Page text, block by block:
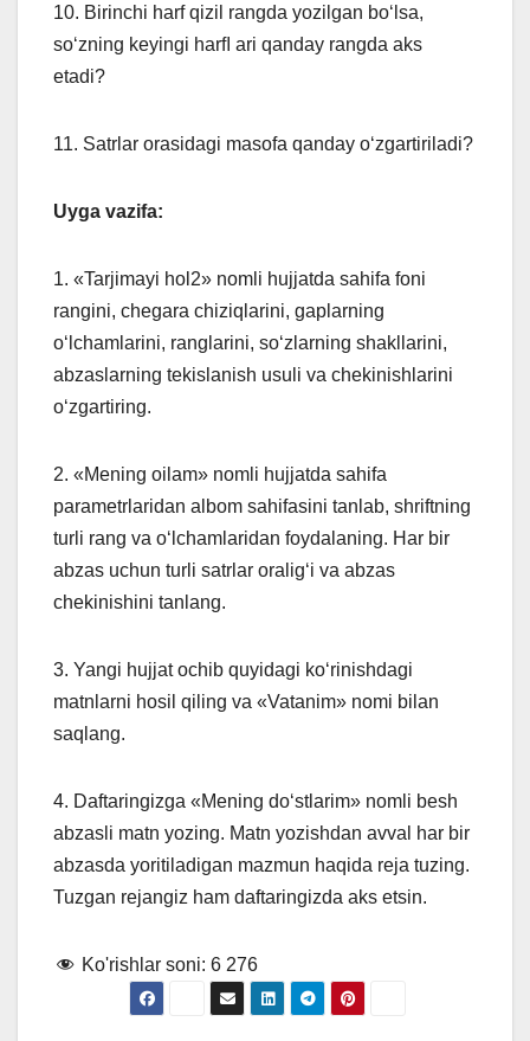
10. Birinchi harf qizil rangda yozilgan bo‘lsa,
so‘zning keyingi harﬂ ari qanday rangda aks
etadi?
11. Satrlar orasidagi masofa qanday o‘zgartiriladi?
Uyga vazifa:
1. «Tarjimayi hol2» nomli hujjatda sahifa foni
rangini, chegara chiziqlarini, gaplarning
o‘lchamlarini, ranglarini, so‘zlarning shakllarini,
abzaslarning tekislanish usuli va chekinishlarini
o‘zgartiring.
2. «Mening oilam» nomli hujjatda sahifa
parametrlaridan albom sahifasini tanlab, shriftning
turli rang va o‘lchamlaridan foydalaning. Har bir
abzas uchun turli satrlar oralig‘i va abzas
chekinishini tanlang.
3. Yangi hujjat ochib quyidagi ko‘rinishdagi
matnlarni hosil qiling va «Vatanim» nomi bilan
saqlang.
4. Daftaringizga «Mening do‘stlarim» nomli besh
abzasli matn yozing. Matn yozishdan avval har bir
abzasda yoritiladigan mazmun haqida reja tuzing.
Tuzgan rejangiz ham daftaringizda aks etsin.
Ko'rishlar soni: 6 276